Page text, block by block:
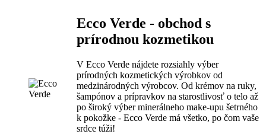
Ecco Verde - obchod s
prírodnou kozmetikou
V Ecco Verde nájdete rozsiahly výber
prírodných kozmetických výrobkov od
medzinárodných výrobcov. Od krémov na ruky,
šampónov a prípravkov na starostlivosť o telo až
po široký výber minerálneho make-upu šetrného
k pokožke - Ecco Verde má všetko, po čom vaše
srdce túži!